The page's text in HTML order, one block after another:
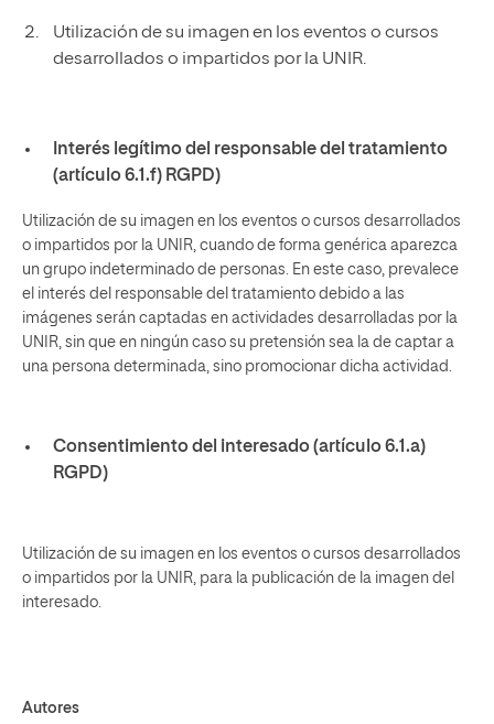
Utilización de su imagen en los eventos o cursos
desarrollados o impartidos por la UNIR.
Interés legítimo del responsable del tratamiento
(artículo 6.1.f) RGPD)
Utilización de su imagen en los eventos o cursos desarrollados
o impartidos por la UNIR, cuando de forma genérica aparezca
un grupo indeterminado de personas. En este caso, prevalece
el interés del responsable del tratamiento debido a las
imágenes serán captadas en actividades desarrolladas por la
UNIR, sin que en ningún caso su pretensión sea la de captar a
una persona determinada, sino promocionar dicha actividad.
Consentimiento del interesado (artículo 6.1.a)
RGPD)
Utilización de su imagen en los eventos o cursos desarrollados
o impartidos por la UNIR, para la publicación de la imagen del
interesado.
Autores